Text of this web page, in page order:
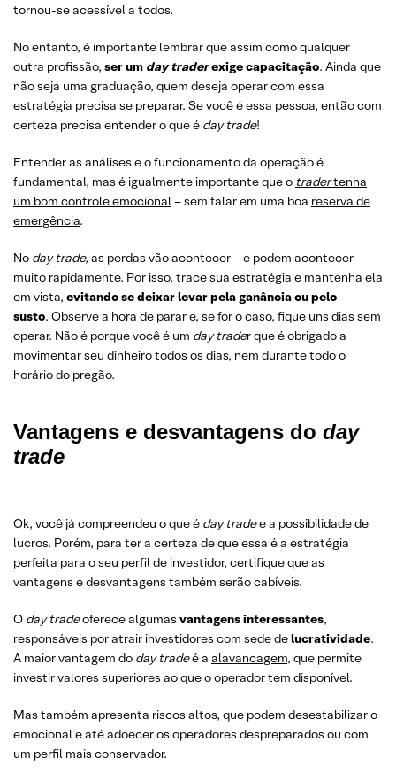
tornou-se acessível a todos.
No entanto, é importante lembrar que assim como qualquer
outra profissão, ser um day traderexige capacitação. Ainda que
não seja uma graduação, quem deseja operar com essa
estratégia precisa se preparar. Se você é essa pessoa, então com
certeza precisa entender o que é day trade!
Entender as análises e o funcionamento da operação é
fundamental, mas é igualmente importante que o tradertenha
um bom controle emocional – sem falar em uma boa reserva de
emergência.
No day trade, as perdas vão acontecer – e podem acontecer
muito rapidamente. Por isso, trace sua estratégia e mantenha ela
em vista, evitando se deixar levar pela ganância ou pelo
susto. Observe a hora de parar e, se for o caso, fique uns dias sem
operar. Não é porque você é um day trader que é obrigado a
movimentar seu dinheiro todos os dias, nem durante todo o
horário do pregão.
Vantagens e desvantagens do day
trade
Ok, você já compreendeu o que é day tradee a possibilidade de
lucros. Porém, para ter a certeza de que essa é a estratégia
perfeita para o seu perfil de investidor, certifique que as
vantagens e desvantagens também serão cabíveis.
O day tradeoferece algumas vantagens interessantes,
responsáveis por atrair investidores com sede delucratividade.
A maior vantagem do day tradeé a alavancagem, que permite
investir valores superiores ao que o operador tem disponível.
Mas também apresenta riscos altos, que podem desestabilizar o
emocional e até adoecer os operadores despreparados ou com
um perfil mais conservador.